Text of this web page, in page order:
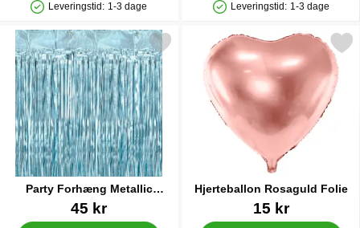
Produkttilgængelighed: På lager
Leveringstid: 1-3 dage
Produkttilgængelighed: På lager
Leveringstid: 1-3 dage
Party Forhæng Metallic
Lyseblå
Varenr 2049045 kr
Markér party Forhæng Metallic Lyseblå som favorit
Hjerteballon Rosaguld Folie
Varenr 2158915 kr
Markér hjerteballon